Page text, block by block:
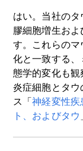
はい。当社の
膠細胞増生お
す。これらの
化と一致する
態学的変化も
炎症細胞とタ
ス「神経変性疾
ト、およびタウ